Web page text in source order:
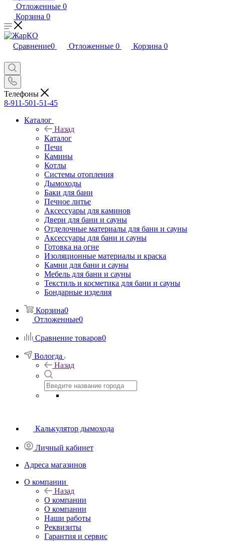
Отложенные 0
Корзина 0
Сравнение0 Отложенные 0 Корзина 0
Телефоны
8-911-501-51-45
Каталог
Назад
Каталог
Печи
Камины
Котлы
Системы отопления
Дымоходы
Баки для бани
Печное литье
Аксессуары для каминов
Двери для бани и сауны
Отделочные материалы для бани и сауны
Аксессуары для бани и сауны
Готовка на огне
Изоляционные материалы и краска
Камни для бани и сауны
Мебель для бани и сауны
Текстиль и косметика для бани и сауны
Бондарные изделия
Корзина0
Отложенные0
Сравнение товаров0
Вологда
Назад
Калькулятор дымохода
Личный кабинет
Адреса магазинов
O компании
Назад
O компании
О компании
Наши работы
Реквизиты
Гарантия и сервис